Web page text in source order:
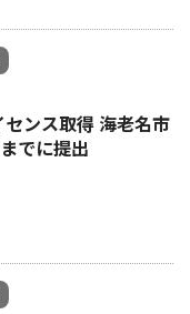
ンス取得 海老名市
でに提出